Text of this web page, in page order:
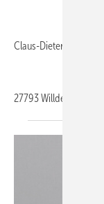
Claus-Dieter Schmidt
27793Willdeshausen